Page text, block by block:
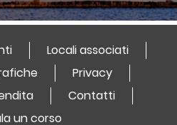
Locali associati
Privacy
Contatti
un corso